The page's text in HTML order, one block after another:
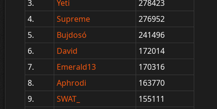
3.
Yeti
278423
4.
Supreme
276952
5.
Bujdosó
241496
6.
David
172014
7.
Emerald13
170316
8.
Aphrodi
163770
9.
SWAT_
155111